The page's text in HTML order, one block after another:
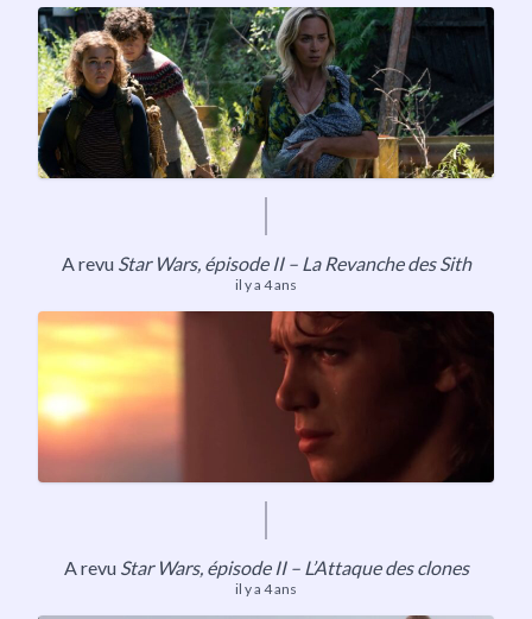
A revu Star Wars, épisode II – La Revanche des Sith
il y a 4 ans
A revu Star Wars, épisode II – L’Attaque des clones
il y a 4 ans